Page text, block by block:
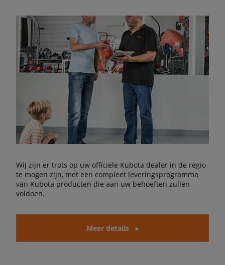
Wij zijn er trots op uw officiële Kubota dealer in de regio
te mogen zijn, met een compleet leveringsprogramma
van Kubota producten die aan uw behoeften zullen
voldoen.
Meer details